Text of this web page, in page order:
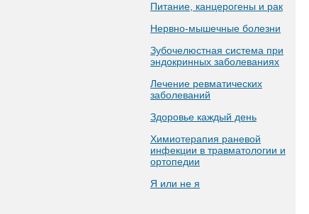
Питание, канцерогены и рак
Нервно-мышечные болезни
Зубочелюстная система при
эндокринных заболеваниях
Лечение ревматических
заболеваний
Здоровье каждый день
Химиотерапия раневой
инфекции в травматологии и
ортопедии
Я или не я